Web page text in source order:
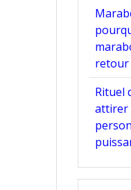
retour
Rituel
attirer